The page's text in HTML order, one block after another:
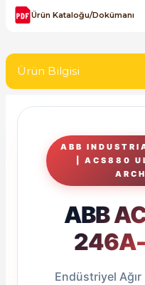
Kesiciler
Ürün Kataloğu/Dokümanı
Ürün Bilgisi
ABB
| ACS880
ABB
Endüstriyel